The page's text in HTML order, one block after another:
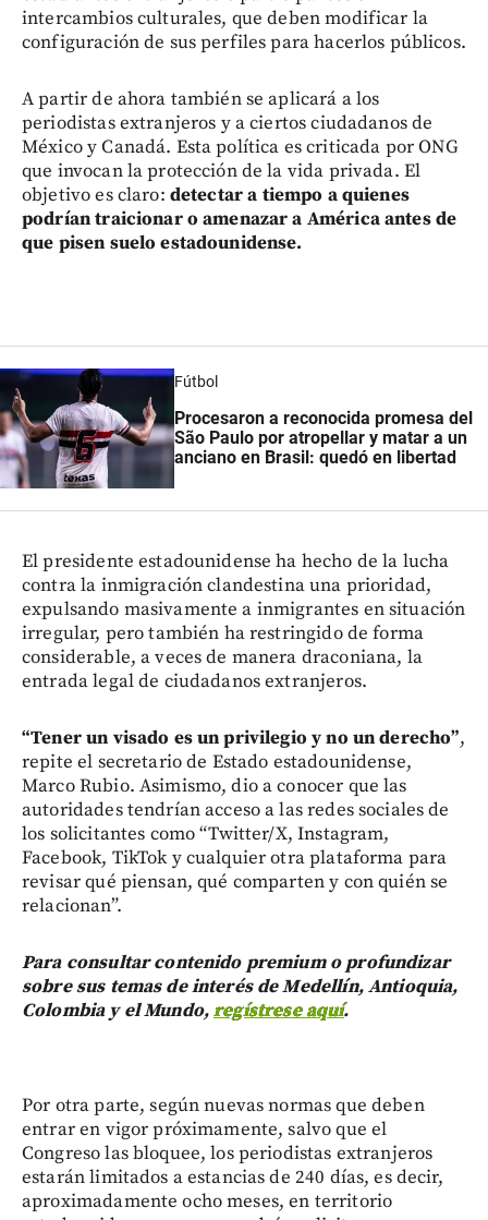
intercambios culturales, que deben modificar la
configuración de sus perfiles para hacerlos públicos.
A partir de ahora también se aplicará a los
periodistas extranjeros y a ciertos ciudadanos de
México y Canadá. Esta política es criticada por ONG
que invocan la protección de la vida privada. El
objetivo es claro: detectar a tiempo a quienes
podrían traicionar o amenazar a América antes de
que pisen suelo estadounidense.
Fútbol
Procesaron a reconocida promesa del
São Paulo por atropellar y matar a un
anciano en Brasil: quedó en libertad
El presidente estadounidense ha hecho de la lucha
contra la inmigración clandestina una prioridad,
expulsando masivamente a inmigrantes en situación
irregular, pero también ha restringido de forma
considerable, a veces de manera draconiana, la
entrada legal de ciudadanos extranjeros.
“Tener un visado es un privilegio y no un derecho”,
repite el secretario de Estado estadounidense,
Marco Rubio. Asimismo, dio a conocer que las
autoridades tendrían acceso a las redes sociales de
los solicitantes como “Twitter/X, Instagram,
Facebook, TikTok y cualquier otra plataforma para
revisar qué piensan, qué comparten y con quién se
relacionan”.
Para consultar contenido premium o profundizar
sobre sus temas de interés de Medellín, Antioquia,
Colombia y el Mundo,regístrese aquí.
Por otra parte, según nuevas normas que deben
entrar en vigor próximamente, salvo que el
Congreso las bloquee, los periodistas extranjeros
estarán limitados a estancias de 240 días, es decir,
aproximadamente ocho meses, en territorio